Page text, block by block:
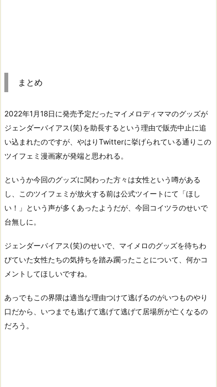
まとめ
2022年1月18日に発売予定だったマイメロディママのグッズが
ジェンダーバイアス(笑)を助長するという理由で販売中止に追
い込まれたのですが、やはりTwitterに挙げられている通りこの
ツイフェミ漫画家が発端と思われる。
というか今回のグッズに関わった方々は女性という噂がある
し、このツイフェミが放火する前は公式ツイートにて「ほし
い！」という声が多くあったようだが、今回コイツラのせいで
台無しに。
ジェンダーバイアス(笑)のせいで、マイメロのグッズを待ちわ
びていた女性たちの気持ちを踏み躙ったことについて、何かコ
メントしてほしいですね。
あっでもこの界隈は適当な理由つけて逃げるのがいつものやり
口だから、いつまでも逃げて逃げて逃げて居場所が亡くなるの
だろう。